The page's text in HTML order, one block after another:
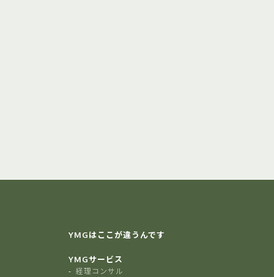
YMGはここが違うんです
YMGサービス
経理コンサル